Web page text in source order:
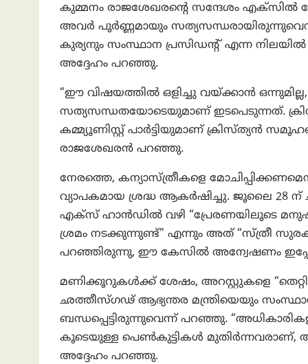
കുമ്മനം രാജശേഖരന്റെ സന്ദേശം
അവർ പൂർണ്ണമായും
കുര്യനും സംസ്ഥാന പ്രസിഡന്റ് എന്ന നിലയിൽ
അദ്ദേഹം പറഞ്ഞു.
“ഈ വിഷയത്തിൽ ഒളിച്ചു വയ്ക്കാൻ
സത്യസന്ധതയോടെയുമാണ് ഇടപെടുന്നത്.
കമ്മ്യൂണിസ്റ്റ് പാർട്ടിയുമാണ് ക്രിസ്ത്യൻ
രാജശേഖരൻ പറഞ്ഞു.
നേരത്തെ, കന്യാസ്ത്രീകളെ
വ്യാപകമായ ശ്രദ്ധ ആകർഷിച്ചു. ജൂലൈ 28
എക്സ് ഹാൻഡിൽ വഴി “പ്രേരണയിലൂടെ
ശ്രമം നടക്കുന്നുണ്ട്” എന്നും അത് “സ്ത്രീ
പറഞ്ഞിരുന്നു, ഈ കേസിൽ അന്വേഷണം
മണിക്കൂറുകൾക്ക് ശേഷം, അറസ്റ്റുകളെ
ഛത്തീസ്ഗഢ് ആഭ്യന്തര മന്ത്രിയെയും
ബന്ധപ്പെട്ടിരുന്നുവെന്ന് പറഞ്ഞു.
കൂടെയുള്ള പെൺകുട്ടികൾ മുതിർന്നവരാണ്,
അദ്ദേഹം പറഞ്ഞു.